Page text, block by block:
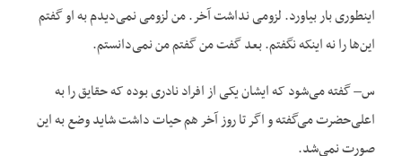
اینطوری بار بیاورد. لزومی نداشت آخر. من لزومی نمی‌دیدم به او گفتم
این‌ها را نه اینکه نگفتم. بعد گفت من گفتم من نمی‌دانستم.
س– گفته می‌شود که ایشان یکی از افراد نادری بوده که حقایق را به
اعلی‌حضرت می‌گفته و اگر تا روز آخر هم حیات داشت شاید وضع به این
صورت نمی‌شد.